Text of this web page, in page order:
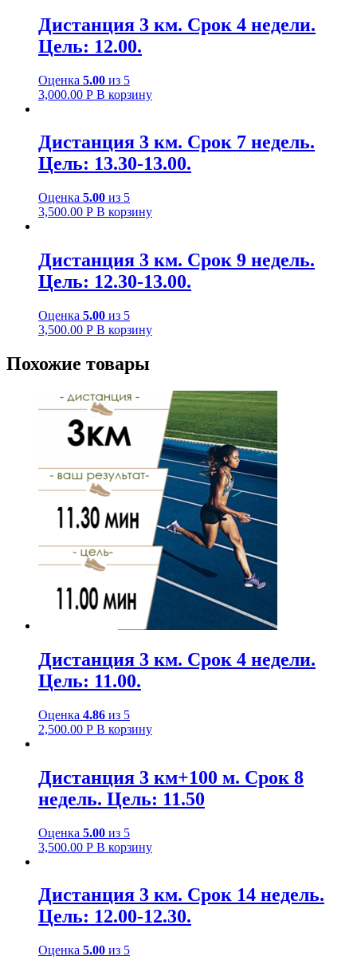
Дистанция 3 км. Срок 4 недели.
Цель: 12.00.
Оценка 5.00 из 5
3,000.00 Р В корзину
Дистанция 3 км. Срок 7 недель.
Цель: 13.30-13.00.
Оценка 5.00 из 5
3,500.00 Р В корзину
Дистанция 3 км. Срок 9 недель.
Цель: 12.30-13.00.
Оценка 5.00 из 5
3,500.00 Р В корзину
Похожие товары
Дистанция 3 км. Срок 4 недели.
Цель: 11.00.
Оценка 4.86 из 5
2,500.00 Р В корзину
Дистанция 3 км+100 м. Срок 8
недель. Цель: 11.50
Оценка 5.00 из 5
3,500.00 Р В корзину
Дистанция 3 км. Срок 14 недель.
Цель: 12.00-12.30.
Оценка 5.00 из 5